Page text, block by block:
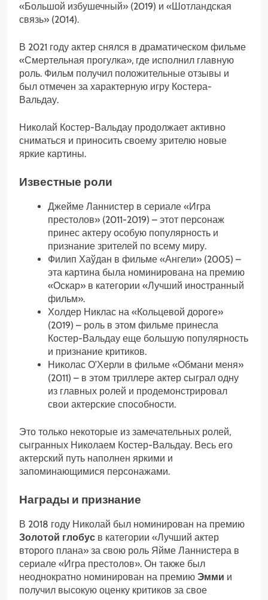
«Большой избушечный» (2019) и «Шотландская
связь» (2014).
В 2021 году актер снялся в драматическом фильме
«Смертельная прогулка», где исполнил главную
роль. Фильм получил положительные отзывы и
был отмечен за характерную игру Костера-
Вальдау.
Николай Костер-Вальдау продолжает активно
сниматься и приносить своему зрителю новые
яркие картины.
Известные роли
Джейме Ланнистер в сериале «Игра
престолов» (2011-2019) – этот персонаж
принес актеру особую популярность и
признание зрителей по всему миру.
Филип Хаўдан в фильме «Ангели» (2005) –
эта картина была номинирована на премию
«Оскар» в категории «Лучший иностранный
фильм».
Холдер Никлас на «Кольцевой дороге»
(2019) – роль в этом фильме принесла
Костер-Вальдау еще большую популярность
и признание критиков.
Николас О’Херли в фильме «Обмани меня»
(2011) – в этом триллере актер сыграл одну
из главных ролей и продемонстрировал
свои актерские способности.
Это только некоторые из замечательных ролей,
сыгранных Николаем Костер-Вальдау. Весь его
актерский путь наполнен яркими и
запоминающимися персонажами.
Награды и признание
В 2018 году Николай был номинирован на премию
Золотой глобус в категории «Лучший актер
второго плана» за свою роль Яйме Ланнистера в
сериале «Игра престолов». Он также был
неоднократно номинирован на премию Эмми и
получил высокую оценку критиков за свое